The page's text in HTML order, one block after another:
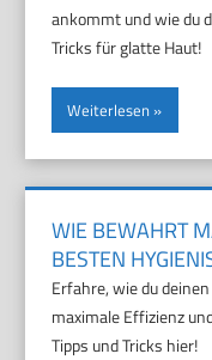
ankommt und wie du
Tricks für glatte Haut!
Weiterlesen
WIE BEWAHRT
BESTEN
Erfahre, wie du
maximale Effizienz
Tipps und Tricks hier!